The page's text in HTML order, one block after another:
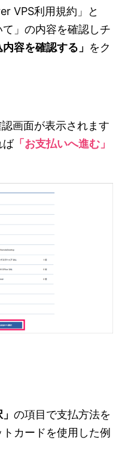
VPS利用規約」と
て」の内容を確認しチ
内容を確認する」 をク
画面が表示されます
ば「お支払いへ進む」
の項目で支払方法を
カードを使用した例